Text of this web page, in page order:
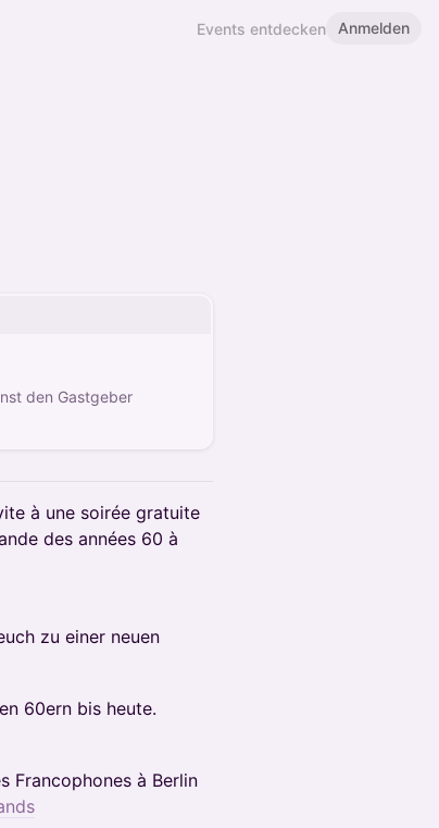
Events entdecken Anmelden
den Gastgeber
à une soirée gratuite
des années 60 à
zu einer neuen
60ern bis heute.
Francophones à Berlin